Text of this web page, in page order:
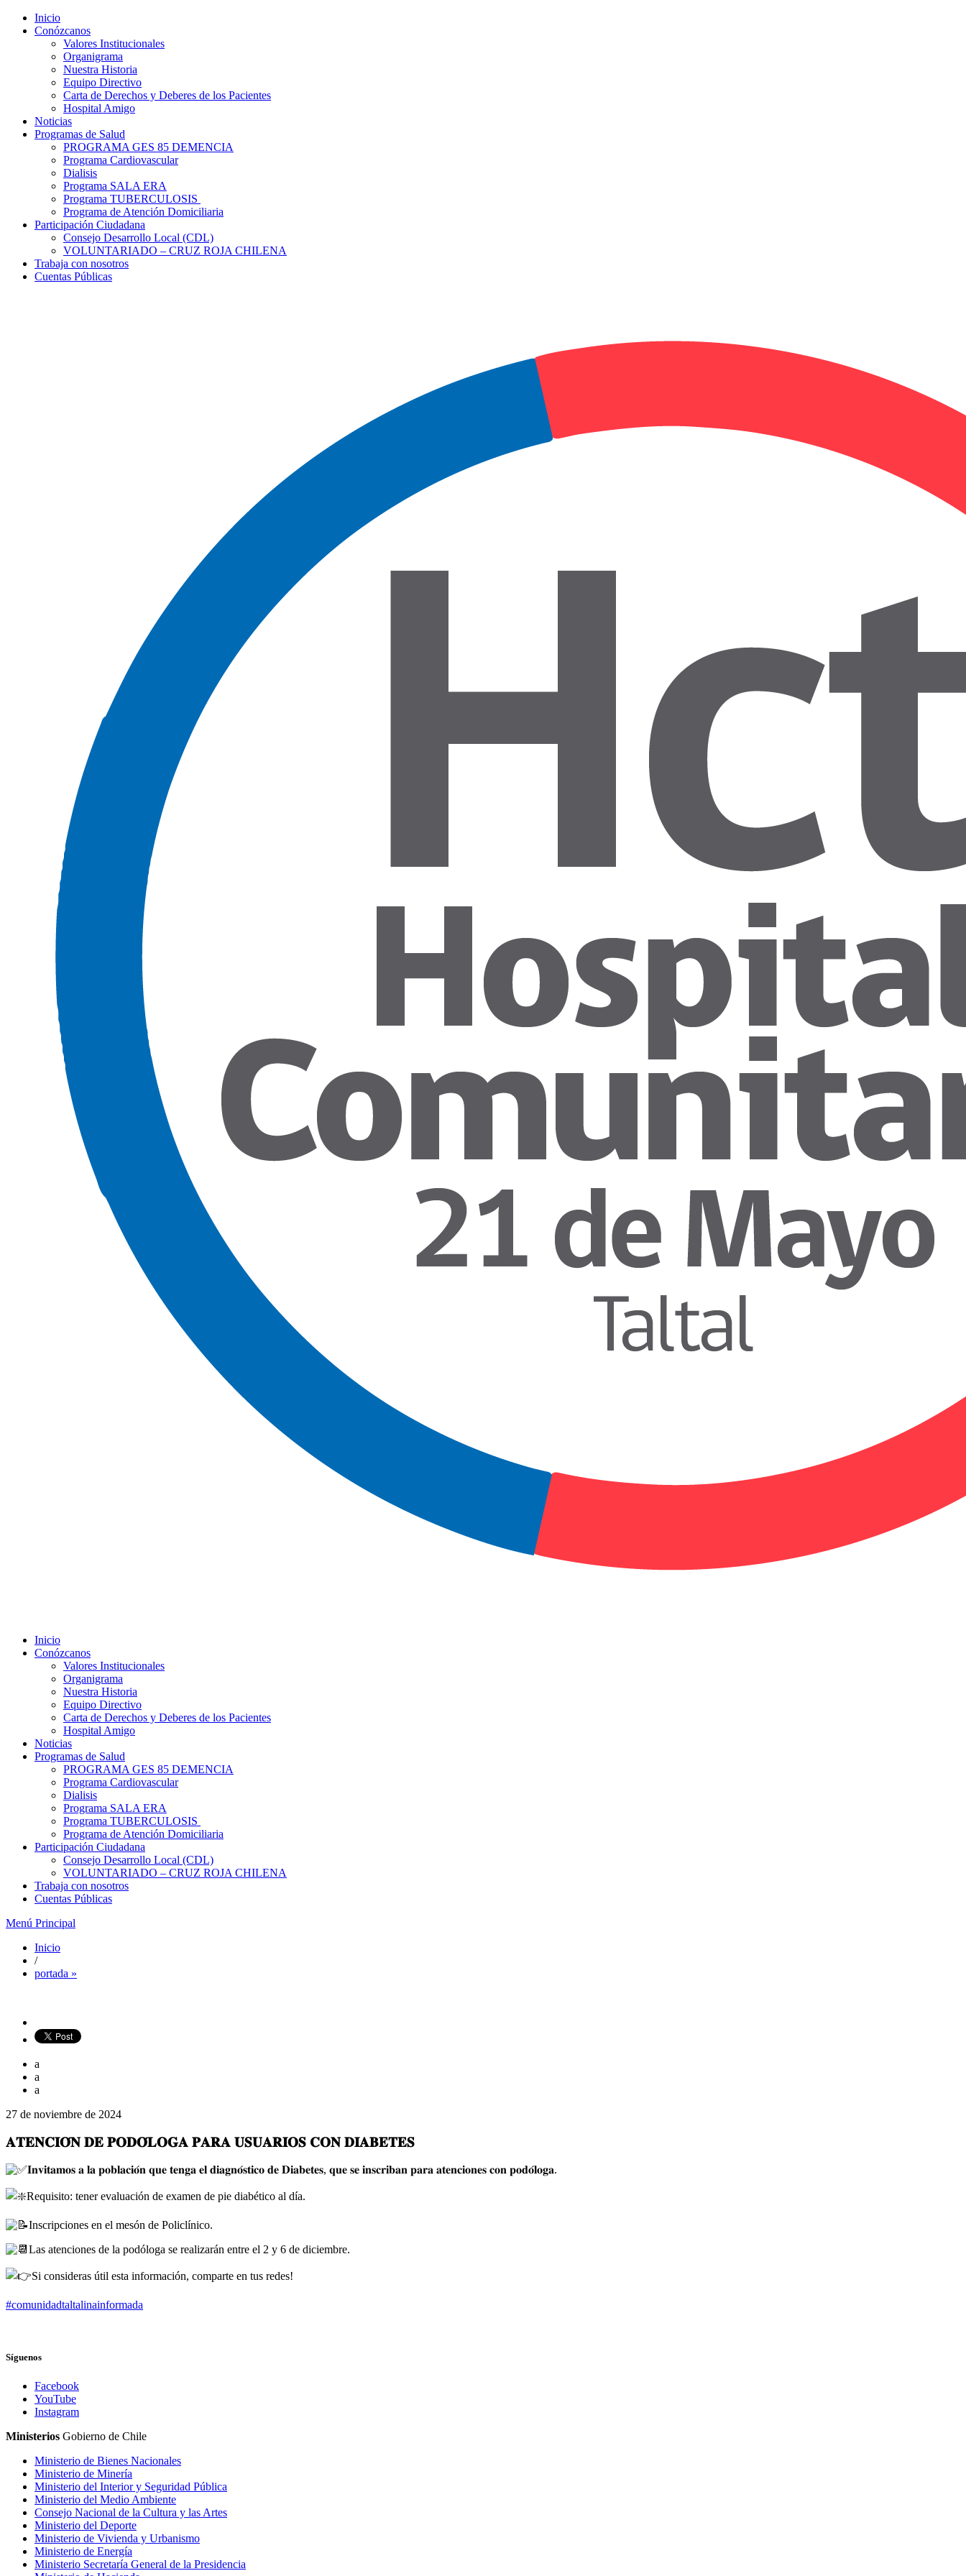
Inicio
Conózcanos
Valores Institucionales
Organigrama
Nuestra Historia
Equipo Directivo
Carta de Derechos y Deberes de los Pacientes
Hospital Amigo
Noticias
Programas de Salud
PROGRAMA GES 85 DEMENCIA
Programa Cardiovascular
Dialisis
Programa SALA ERA
Programa TUBERCULOSIS
Programa de Atención Domiciliaria
Participación Ciudadana
Consejo Desarrollo Local (CDL)
VOLUNTARIADO – CRUZ ROJA CHILENA
Trabaja con nosotros
Cuentas Públicas
Inicio
Conózcanos
Valores Institucionales
Organigrama
Nuestra Historia
Equipo Directivo
Carta de Derechos y Deberes de los Pacientes
Hospital Amigo
Noticias
Programas de Salud
PROGRAMA GES 85 DEMENCIA
Programa Cardiovascular
Dialisis
Programa SALA ERA
Programa TUBERCULOSIS
Programa de Atención Domiciliaria
Participación Ciudadana
Consejo Desarrollo Local (CDL)
VOLUNTARIADO – CRUZ ROJA CHILENA
Trabaja con nosotros
Cuentas Públicas
Menú Principal
Inicio
/
portada »
a
a
a
27 de noviembre de 2024
𝐀𝐓𝐄𝐍𝐂𝐈𝐎́𝐍 𝐃𝐄 𝐏𝐎𝐃𝐎́𝐋𝐎𝐆𝐀 𝐏𝐀𝐑𝐀 𝐔𝐒𝐔𝐀𝐑𝐈𝐎𝐒 𝐂𝐎𝐍 𝐃𝐈𝐀𝐁𝐄𝐓𝐄𝐒
𝐈𝐧𝐯𝐢𝐭𝐚𝐦𝐨𝐬 𝐚 𝐥𝐚 𝐩𝐨𝐛𝐥𝐚𝐜𝐢𝐨́𝐧 𝐪𝐮𝐞 𝐭𝐞𝐧𝐠𝐚 𝐞𝐥 𝐝𝐢𝐚𝐠𝐧𝐨́𝐬𝐭𝐢𝐜𝐨 𝐝𝐞 𝐃𝐢𝐚𝐛𝐞𝐭𝐞𝐬, 𝐪𝐮𝐞 𝐬𝐞 𝐢𝐧𝐬𝐜𝐫𝐢𝐛𝐚𝐧 𝐩𝐚𝐫𝐚 𝐚𝐭𝐞𝐧𝐜𝐢𝐨𝐧𝐞𝐬 𝐜𝐨𝐧 𝐩𝐨𝐝𝐨́𝐥𝐨𝐠𝐚.
Requisito: tener evaluación de examen de pie diabético al día.
Inscripciones en el mesón de Policlínico.
Las atenciones de la podóloga se realizarán entre el 2 y 6 de diciembre.
Si consideras útil esta información, comparte en tus redes!
#comunidadtaltalinainformada
Síguenos
Facebook
YouTube
Instagram
Ministerios Gobierno de Chile
Ministerio de Bienes Nacionales
Ministerio de Minería
Ministerio del Interior y Seguridad Pública
Ministerio del Medio Ambiente
Consejo Nacional de la Cultura y las Artes
Ministerio del Deporte
Ministerio de Vivienda y Urbanismo
Ministerio de Energía
Ministerio Secretaría General de la Presidencia